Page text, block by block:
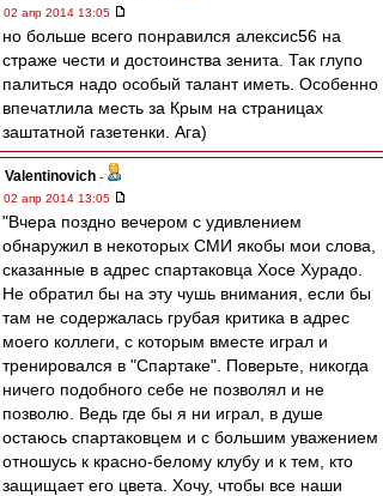
02 апр 2014 13:05
но больше всего понравился алексис56 на
страже чести и достоинства зенита. Так глупо
палиться надо особый талант иметь. Особенно
впечатлила месть за Крым на страницах
заштатной газетенки. Ага)
Valentinovich -
02 апр 2014 13:05
"Вчера поздно вечером с удивлением
обнаружил в некоторых СМИ якобы мои слова,
сказанные в адрес спартаковца Хосе Хурадо.
Не обратил бы на эту чушь внимания, если бы
там не содержалась грубая критика в адрес
моего коллеги, с которым вместе играл и
тренировался в "Спартаке". Поверьте, никогда
ничего подобного себе не позволял и не
позволю. Ведь где бы я ни играл, в душе
остаюсь спартаковцем и с большим уважением
отношусь к красно-белому клубу и к тем, кто
защищает его цвета. Хочу, чтобы все наши